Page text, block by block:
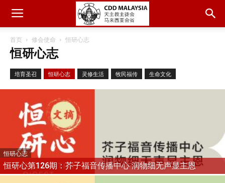
首页 修会使命 恒研心志
恒研心志
培育圣召 恒研心志 灵修生活 牧民福传 生命文化
恒研心志
恒研心第126期：芥子福音传播中心 润物细无声显主恩